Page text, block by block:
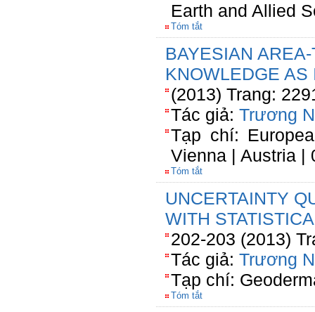
Earth and Allied
Tóm tắt
BAYESIAN
KNOWLEDGE
(2013) Trang:
Tác giả: Trương
Tạp chí:
Vienna | Austria |
Tóm tắt
UNCERTAINTY
WITH
202-203 (2013)
Tác giả: Trương
Tạp chí:
Tóm tắt